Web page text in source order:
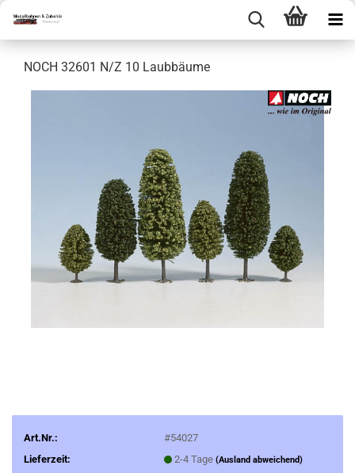
NOCH 32601 N/Z 10 Laubbäume
Art.Nr.:
#54027
Lieferzeit:
2-4 Tage (Ausland abweichend)